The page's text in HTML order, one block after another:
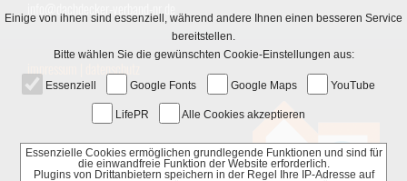
Einige von ihnen sind essenziell, während andere Ihnen einen besseren Service
bereitstellen.
Bitte wählen Sie die gewünschten Cookie-Einstellungen aus:
Essenziell Google Fonts Google Maps YouTube
LifePR Alle Cookies akzeptieren
Essenzielle Cookies ermöglichen grundlegende Funktionen und sind für
die einwandfreie Funktion der Website erforderlich.
Plugins von Drittanbietern speichern in der Regel Ihre IP-Adresse auf